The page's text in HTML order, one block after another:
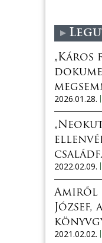
„Káros
2026.01.28.
2022.02.09.
Amiről
József,
2021.02.02.